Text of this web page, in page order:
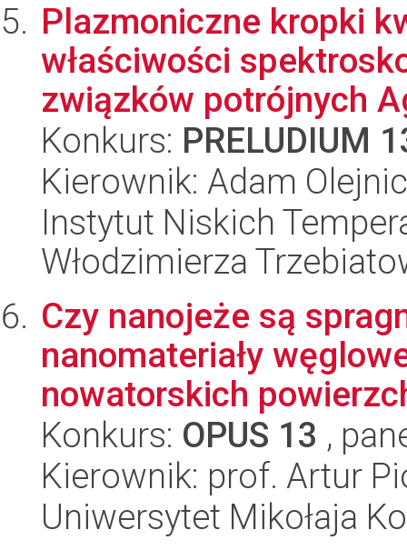
Plazmoniczne kropki
właściwości
związków potrójnych
Konkurs: PRELUDIUM
Kierownik: Adam
Instytut Niskich
Włodzimierza
Czy nanojeże są
nanomateriały
nowatorskich
Konkurs: OPUS 13 ,
Kierownik: prof. Artur
Uniwersytet Mikołaja